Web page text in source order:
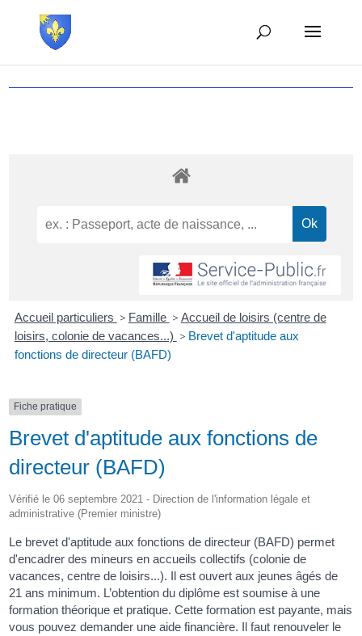
Accueil particuliers > Famille > Accueil de loisirs (centre de
loisirs, colonie de vacances...) > Brevet d'aptitude aux
fonctions de directeur (BAFD)
Fiche pratique
Brevet d'aptitude aux fonctions de
directeur (BAFD)
Vérifié le 06 septembre 2021 - Direction de l'information légale et
administrative (Premier ministre)
Le brevet d'aptitude aux fonctions de directeur (BAFD) permet
d'encadrer des mineurs en accueils collectifs (colonie de
vacances, centre de loisirs...). Il est ouvert aux jeunes âgés de
21 ans minimum. L’obtention du diplôme est soumise à une
formation théorique et pratique. Cette formation est payante, mais
vous pouvez demander une aide financière. Il faut renouveler le